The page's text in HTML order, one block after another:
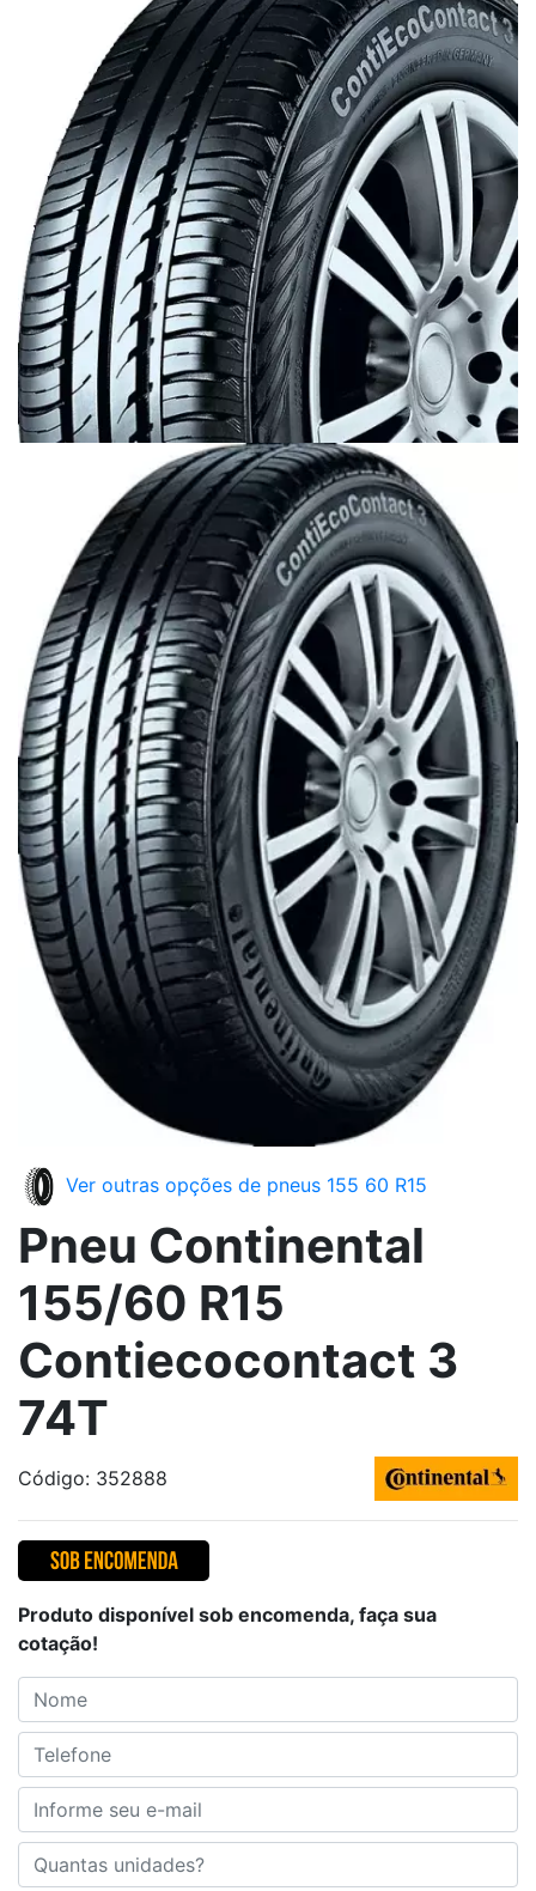
Ver outras opções de pneus 155 60 R15
Pneu Continental
155/60 R15
Contiecocontact 3
74T
Código: 352888
Produto disponível sob encomenda, faça sua
cotação!